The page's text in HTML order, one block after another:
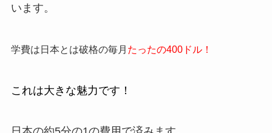
います。
学費は日本とは破格の毎月 たったの400ドル！
これは大きな魅力です！